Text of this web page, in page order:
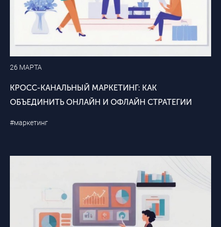
26 МАРТА
КРОСС-КАНАЛЬНЫЙ МАРКЕТИНГ: КАК
ОБЪЕДИНИТЬ ОНЛАЙН И ОФЛАЙН СТРАТЕГИИ
#маркетинг